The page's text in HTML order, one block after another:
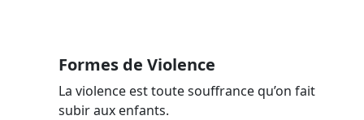
Formes de Violence
La violence est toute souffrance qu’on fait
subir aux enfants.